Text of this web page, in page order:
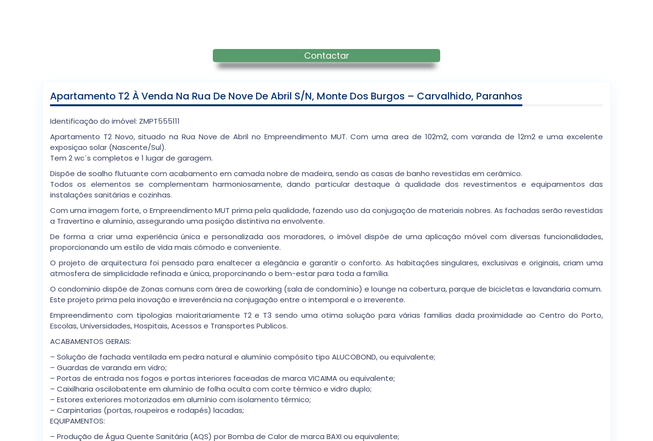
Contactar
Apartamento T2 À Venda Na Rua De Nove De Abril S/n, Monte Dos Burgos – Carvalhido, Paranhos
Identificação do imóvel: ZMPT555111
Apartamento T2 Novo, situado na Rua Nove de Abril no Empreendimento MUT. Com uma area de 102m2, com varanda de 12m2 e uma excelente
exposiçao solar (Nascente/Sul).
Tem 2 wc´s completos e 1 lugar de garagem.
Dispõe de soalho flutuante com acabamento em camada nobre de madeira, sendo as casas de banho revestidas em cerâmico.
Todos os elementos se complementam harmoniosamente, dando particular destaque à qualidade dos revestimentos e equipamentos das
instalações sanitárias e cozinhas.
Com uma imagem forte, o Empreendimento MUT prima pela qualidade, fazendo uso da conjugação de materiais nobres. As fachadas serão revestidas
a Travertino e alumínio, assegurando uma posição distintiva na envolvente.
De forma a criar uma experiência única e personalizada aos moradores, o imóvel dispõe de uma aplicação móvel com diversas funcionalidades,
proporcionando um estilo de vida mais cómodo e conveniente.
O projeto de arquitectura foi pensado para enaltecer a elegância e garantir o conforto. As habitações singulares, exclusivas e originais, criam uma
atmosfera de simplicidade refinada e única, proporcinando o bem-estar para toda a família.
O condominio dispõe de Zonas comuns com área de coworking (sala de condomínio) e lounge na cobertura, parque de bicicletas e lavandaria comum.
Este projeto prima pela inovação e irreverência na conjugação entre o intemporal e o irreverente.
Empreendimento com tipologias maioritariamente T2 e T3 sendo uma otima solução para várias familias dada proximidade ao Centro do Porto,
Escolas, Universidades, Hospitais, Acessos e Transportes Publicos.
ACABAMENTOS GERAIS:
– Solução de fachada ventilada em pedra natural e alumínio compósito tipo ALUCOBOND, ou equivalente;
– Guardas de varanda em vidro;
– Portas de entrada nos fogos e portas interiores faceadas de marca VICAIMA ou equivalente;
– Caixilharia oscilobatente em alumínio de folha oculta com corte térmico e vidro duplo;
– Estores exteriores motorizados em alumínio com isolamento térmico;
– Carpintarias (portas, roupeiros e rodapés) lacadas;
EQUIPAMENTOS:
– Produção de Água Quente Sanitária (AQS) por Bomba de Calor de marca BAXI ou equivalente;